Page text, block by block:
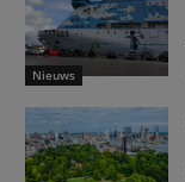
Nieuws